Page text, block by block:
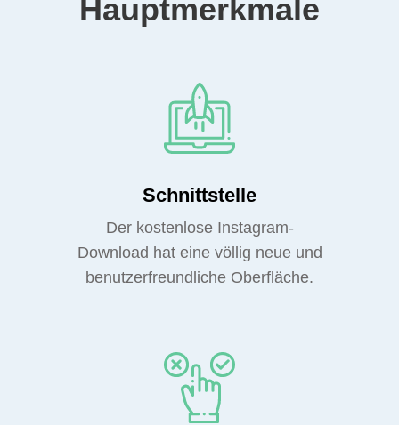
Hauptmerkmale
Schnittstelle
Der kostenlose Instagram-
Download hat eine völlig neue und
benutzerfreundliche Oberfläche.